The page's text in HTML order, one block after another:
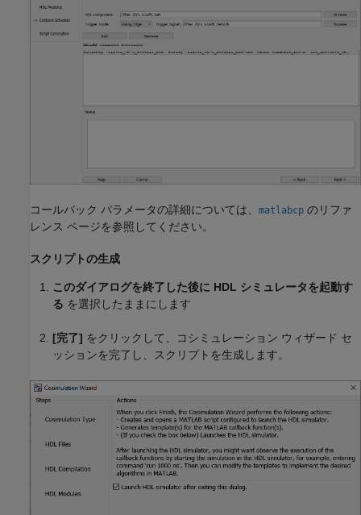
コールバック パラメータの詳細については、 matlabcp のリファ
レンス ページを参照してください。
スクリプトの生成
このダイアログを終了した後に HDL シミュレータを起動す
る を選択したままにします
[完了] をクリックして、コシミュレーション ウィザード セ
ッションを完了し、スクリプトを生成します。